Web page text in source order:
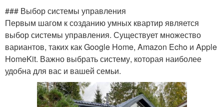
### Выбор системы управления
Первым шагом к созданию умных квартир является
выбор системы управления. Существует множество
вариантов, таких как Google Home, Amazon Echo и Apple
HomeKit. Важно выбрать систему, которая наиболее
удобна для вас и вашей семьи.